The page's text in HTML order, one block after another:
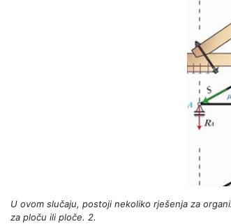
U ovom slučaju, postoji nekoliko rješenja za
za ploču ili ploče. 2.